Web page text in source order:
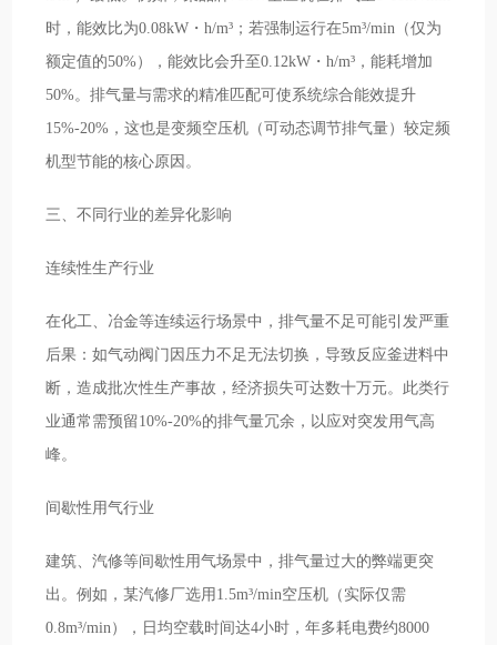
时，能效比为0.08kW・h/m³；若强制运行在5m³/min（仅为
额定值的50%），能效比会升至0.12kW・h/m³，能耗增加
50%。排气量与需求的精准匹配可使系统综合能效提升
15%-20%，这也是变频空压机（可动态调节排气量）较定频
机型节能的核心原因。
三、不同行业的差异化影响
连续性生产行业
在化工、冶金等连续运行场景中，排气量不足可能引发严重
后果：如气动阀门因压力不足无法切换，导致反应釜进料中
断，造成批次性生产事故，经济损失可达数十万元。此类行
业通常需预留10%-20%的排气量冗余，以应对突发用气高
峰。
间歇性用气行业
建筑、汽修等间歇性用气场景中，排气量过大的弊端更突
出。例如，某汽修厂选用1.5m³/min空压机（实际仅需
0.8m³/min），日均空载时间达4小时，年多耗电费约8000